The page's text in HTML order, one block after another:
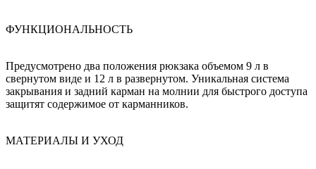
ФУНКЦИОНАЛЬНОСТЬ
Предусмотрено два положения рюкзака объемом 9 л в
свернутом виде и 12 л в развернутом. Уникальная система
закрывания и задний карман на молнии для быстрого доступа
защитят содержимое от карманников.
МАТЕРИАЛЫ И УХОД